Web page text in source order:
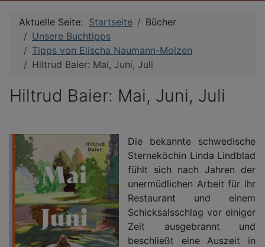
Aktuelle Seite: Startseite
Bücher
Unsere Buchtipps
Tipps von Elischa Naumann-Molzen
Hiltrud Baier: Mai, Juni, Juli
Hiltrud Baier: Mai, Juni, Juli
Die bekannte schwedische
Sterneköchin Linda Lindblad
fühlt sich nach Jahren der
unermüdlichen Arbeit für ihr
Restaurant und einem
Schicksalsschlag vor einiger
Zeit ausgebrannt und
beschließt eine Auszeit in